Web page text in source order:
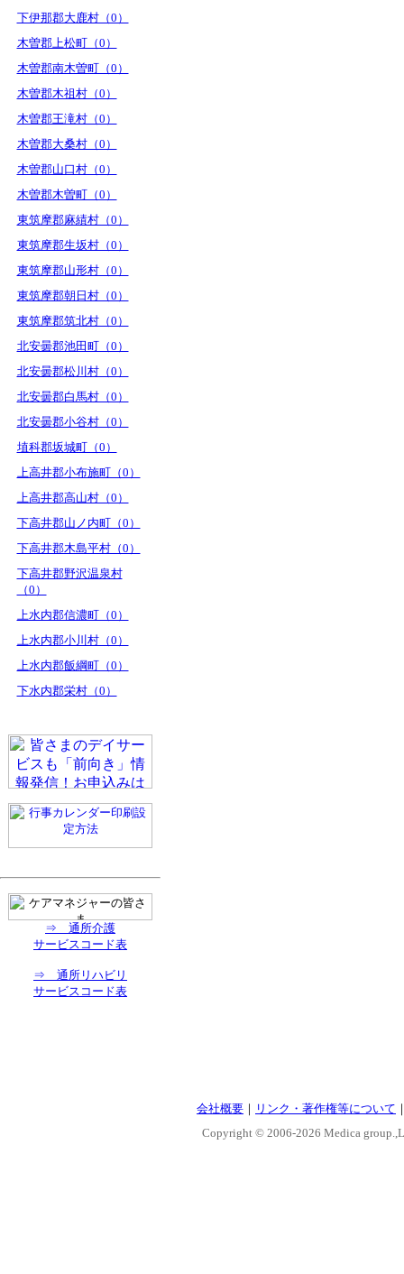
下伊那郡大鹿村（0）
木曽郡上松町（0）
木曽郡南木曽町（0）
木曽郡木祖村（0）
木曽郡王滝村（0）
木曽郡大桑村（0）
木曽郡山口村（0）
木曽郡木曽町（0）
東筑摩郡麻績村（0）
東筑摩郡生坂村（0）
東筑摩郡山形村（0）
東筑摩郡朝日村（0）
東筑摩郡筑北村（0）
北安曇郡池田町（0）
北安曇郡松川村（0）
北安曇郡白馬村（0）
北安曇郡小谷村（0）
埴科郡坂城町（0）
上高井郡小布施町（0）
上高井郡高山村（0）
下高井郡山ノ内町（0）
下高井郡木島平村（0）
下高井郡野沢温泉村
（0）
上水内郡信濃町（0）
上水内郡小川村（0）
上水内郡飯綱町（0）
下水内郡栄村（0）
⇒ 通所介護
サービスコード表
⇒ 通所リハビリ
サービスコード表
会社概要 ｜ リンク・著作権等について
Copyright © 2006-2026 Medica